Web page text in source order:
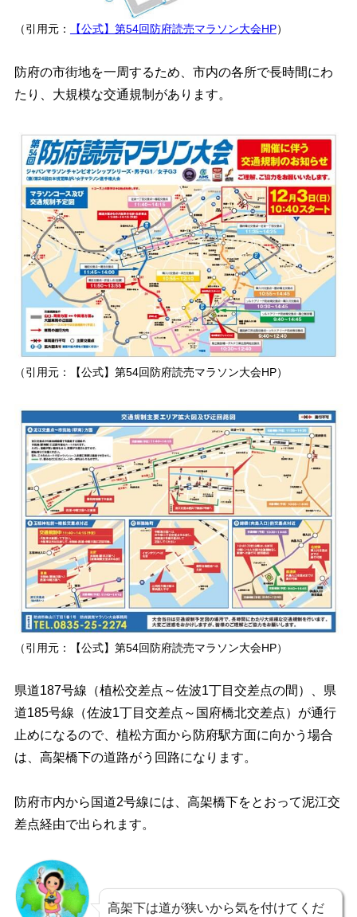
（引用元： 【公式】第54回防府読売マラソン大会HP）
防府の市街地を一周するため、市内の各所で長時間にわ
たり、大規模な交通規制があります。
（引用元：【公式】第54回防府読売マラソン大会HP）
（引用元：【公式】第54回防府読売マラソン大会HP）
県道187号線（植松交差点～佐波1丁目交差点の間）、県
道185号線（佐波1丁目交差点～国府橋北交差点）が通行
止めになるので、植松方面から防府駅方面に向かう場合
は、高架橋下の道路がう回路になります。
防府市内から国道2号線には、高架橋下をとおって泥江交
差点経由で出られます。
高架下は道が狭いから気を付けてくだ